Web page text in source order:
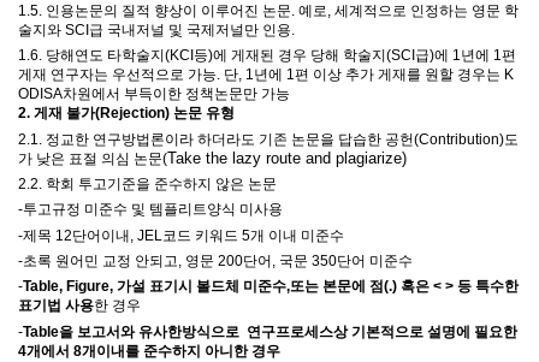
1.5. 인용논문의 질적 향상이 이루어진 논문. 예로, 세계적으로 인정하는 영문 학
술지와 SCI 급 국내저널 및 국제저널만 인용.
1.6. 당해연도 타학술지 (KCI 등)에 게재된 경우 당해 학술지 (SCI 급)에 1년에 1편
게재 연구자는 우선적으로 가능. 단, 1년에 1편 이상 추가 게재를 원할 경우는 K
ODISA차원에서 부득이한 정책논문만 가능
2. 게재 불가(Rejection) 논문 유형
2.1. 정교한 연구방법론이라 하더라도 기존 논문을 답습한 공헌(Contribution)도
가 낮은 표절 의심 논문(Take the lazy route and plagiarize)
2.2. 학회 투고기준을 준수하지 않은 논문
-투고규정 미준수 및 템플리트양식 미사용
-제목 12단어이내 , JEL 코드 키워드 5개 이내 미준수
-초록 원어민 교정 안되고, 영문 200단어 , 국문 350단어 미준수
-Table, Figure, 가설 표기시 볼드체 미준수,또는 본문에 점(.) 혹은 < > 등 특수한
표기법 사용한 경우
-Table을 보고서와 유사한방식으로 연구프로세스상 기본적으로 설명에 필요한
4개에서 8개이내를 준수하지 아니한 경우